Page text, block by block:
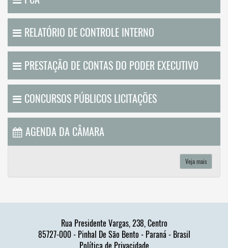
RELATÓRIO DE CONTROLE INTERNO
PRESTAÇÃO DE CONTAS DO PODER EXECUTIVO
CONCURSOS PÚBLICOS LICITAÇÕES
AGENDA DA CÂMARA
Veja mais
Rua Presidente Vargas, 238, Centro
85727-000 - Pinhal De São Bento - Paraná - Brasil
Política de Privacidade